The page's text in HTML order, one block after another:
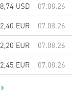
USD
07.08.26
EUR
07.08.26
EUR
07.08.26
EUR 07.08.26